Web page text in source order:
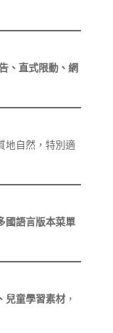
、直式限動、網
地自然，特別適
國語言版本菜單
兒童學習素材，